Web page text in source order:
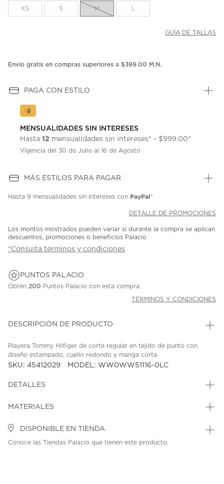
la
misma
XS S M
GUÍA DE TALLAS
Envío gratis en compras superiores a $399.00 M.N.
PAGA CON ESTILO
MENSUALIDADES SIN INTERESES
Hasta 12 mensualidades sin intereses* - $999.00*
Vigencia del 30 de Julio al 16 de Agosto
MÁS ESTILOS PARA PAGAR
Hasta 9 mensualidades sin intereses con PayPal*
DETALLE DE PROMOCIONES
Los montos mostrados pueden variar si durante la compra se aplican
descuentos, promociones o beneficios Palacio
*Consulta términos y condiciones
PUNTOS PALACIO
Obtén 200 Puntos Palacio con esta compra.
TÉRMINOS Y CONDICIONES
DESCRIPCIÓN DE PRODUCTO
Playera Tommy Hilfiger de corte regular en tejido de punto con
diseño estampado, cuello redondo y manga corta.
SKU: 45412029 MODEL: WW0WW51116-0LC
DETALLES
MATERIALES
DISPONIBLE EN TIENDA
Conoce las Tiendas Palacio que tienen este producto.